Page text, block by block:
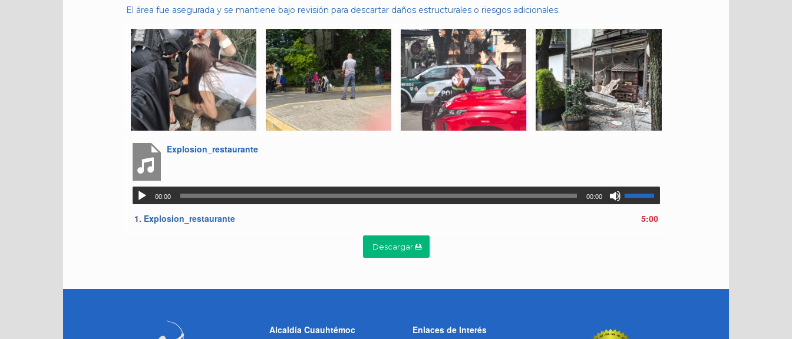
El área fue asegurada y se mantiene bajo revisión para descartar daños estructurales o riesgos adicionales.
Explosion_restaurante
00:00 00:00
1. Explosion_restaurante 5:00
Descargar
Alcaldía Cuauhtémoc Enlaces de Interés